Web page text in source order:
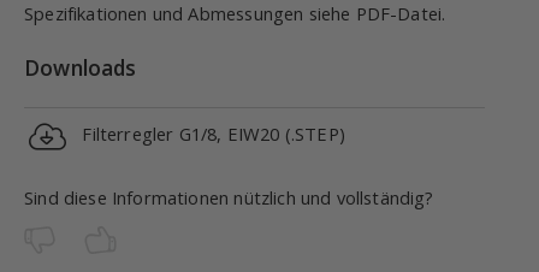
Spezifikationen und Abmessungen siehe PDF-Datei.
Downloads
Filterregler G1/8, EIW20 (.STEP)
Sind diese Informationen nützlich und vollständig?